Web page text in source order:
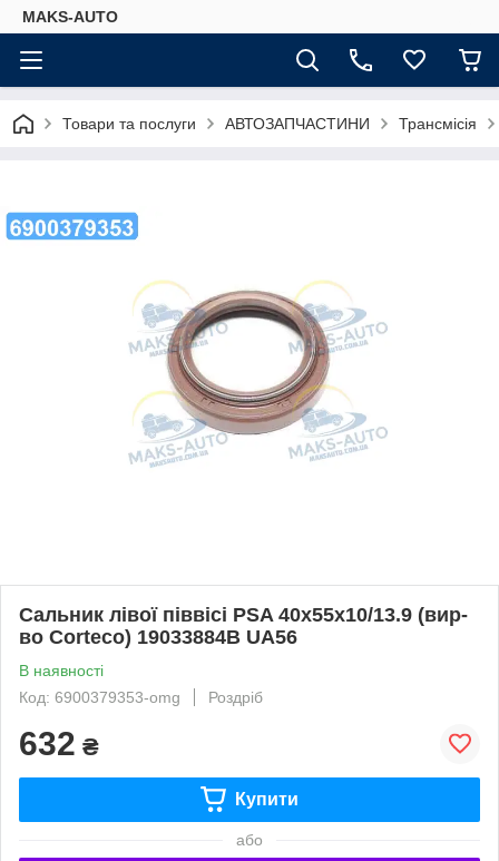
MAKS-AUTO
Товари та послуги АВТОЗАПЧАСТИНИ Трансмісія
Сальник лівої піввісі PSA 40x55x10/13.9 (вир-
во Corteco) 19033884B UA56
В наявності
Код: 6900379353-omg
Роздріб
632 ₴
Купити
або